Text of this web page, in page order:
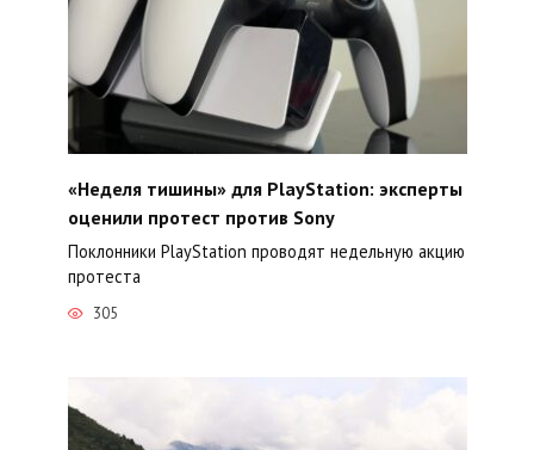
«Неделя тишины» для PlayStation: эксперты
оценили протест против Sony
Поклонники PlayStation проводят недельную акцию
протеста
305